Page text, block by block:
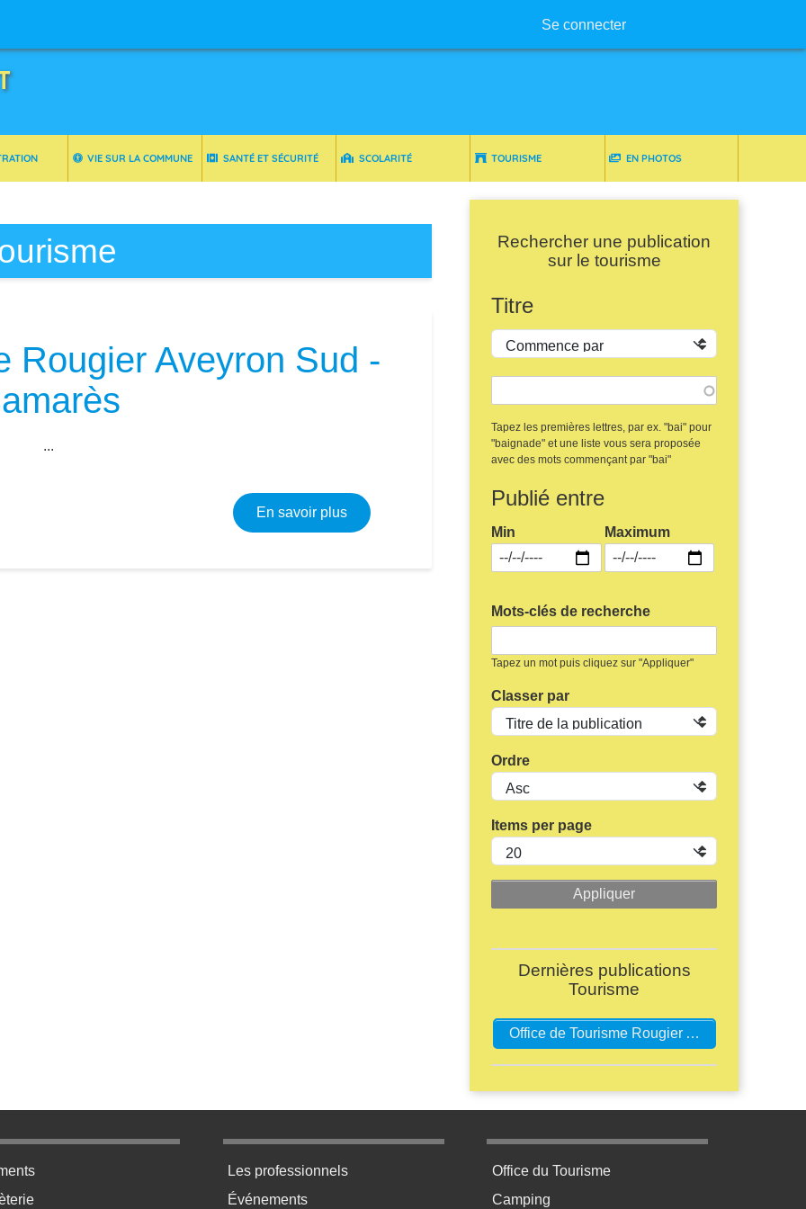
Se connecter
VIE SUR LA COMMUNE SANTÉ ET SÉCURITÉ SCOLARITÉ TOURISME EN PHOTOS
Rougier Aveyron Sud -
...
En savoir plussur Office de Tourisme Rougier Aveyron Sud - Camarès
Rechercher une publication
sur le tourisme
Titre
Opérateur
Tapez les premières lettres, par ex. "bai" pour
"baignade" et une liste vous sera proposée
avec des mots commençant par "bai"
Publié entre
Min Maximum
Mots-clés de recherche
Tapez un mot puis cliquez sur "Appliquer"
Classer par
Ordre
Items per page
Dernières publications
Tourisme
Office de Tourisme Rougier Aveyron Sud - Camarès
bas de page 2 Menu pratique bas de page 3
Les professionnels
Événements
Menu pratique bas de page 4
Office du Tourisme
Camping